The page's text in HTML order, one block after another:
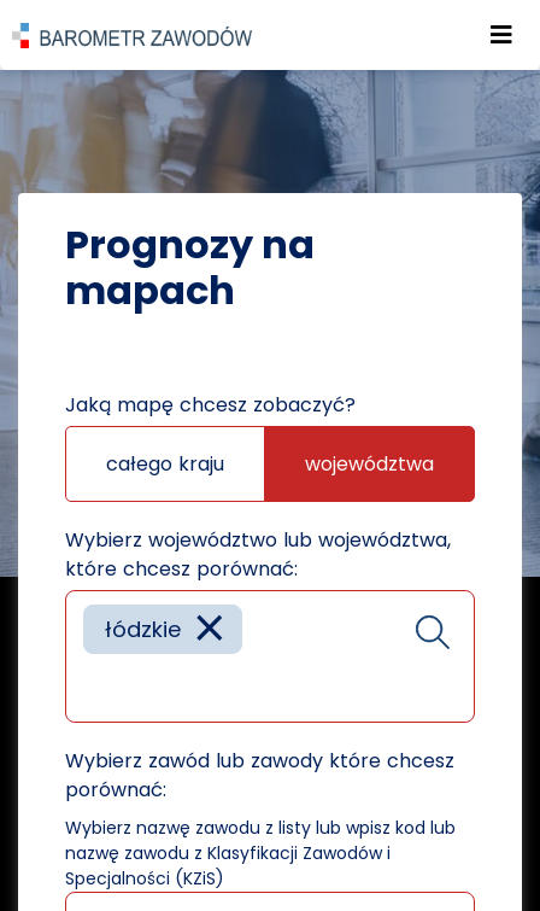
POWRÓT DO STRONY GŁÓWNEJ
PROGNOZY PROGNOZY NA MAPACH
Prognozy na
mapach
Jaką mapę chcesz zobaczyć?
całego kraju województwa
Wybierz województwo lub województwa,
które chcesz porównać:
×
łódzkie
Wybierz zawód lub zawody które chcesz
porównać:
Wybierz nazwę zawodu z listy lub wpisz kod lub
nazwę zawodu z Klasyfikacji Zawodów i
Specjalności (KZiS)